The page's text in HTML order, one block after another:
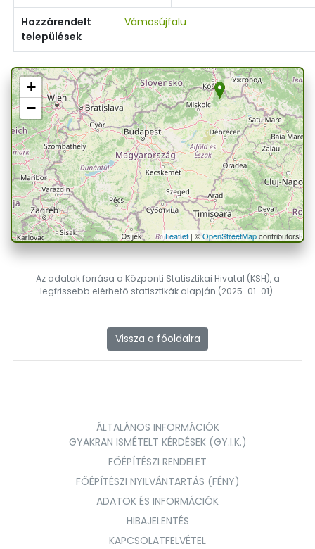
Hozzárendelt
települések
Vámosújfalu
+
−
Leaflet| ©OpenStreetMapcontributors
Az adatok forrása a Központi Statisztikai Hivatal (KSH), a
legfrissebb elérhető statisztikák alapján (2025-01-01).
Vissza a főoldalra
ÁLTALÁNOS INFORMÁCIÓK
GYAKRAN ISMÉTELT KÉRDÉSEK (GY.I.K.)
FŐÉPÍTÉSZI RENDELET
FŐÉPÍTÉSZI NYILVÁNTARTÁS (FÉNY)
ADATOK ÉS INFORMÁCIÓK
HIBAJELENTÉS
KAPCSOLATFELVÉTEL